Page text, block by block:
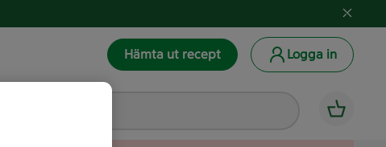
Hämta ut recept Logga in